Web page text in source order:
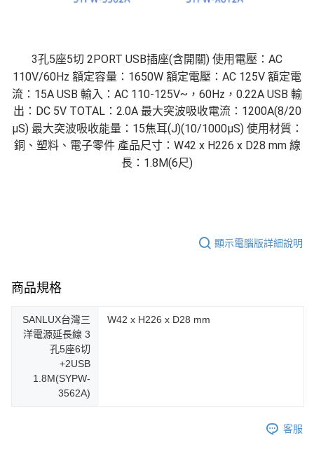
3孔5座5切 2PORT USB插座(含開關) 使用電壓：AC
110V/60Hz 額定容量：1650W 額定電壓：AC 125V 額定電
流：15A USB 輸入：AC 110-125V~，60Hz，0.22A USB 輸
出：DC 5V TOTAL：2.0A 最大突波吸收電流：1200A(8/20
μS) 最大突波吸收能量：15焦耳(J)(10/1000μS) 使用材質：
銅、塑料、電子零件 產品尺寸：W42 x H226 x D28 mm 線
長：1.8M(6尺)
顯示電腦版詳細說明
商品規格
SANLUX台灣三
洋電源延長線 3
孔5座6切
+2USB
1.8M(SYPW-
3562A)
W42 x H226 x D28 mm
客服